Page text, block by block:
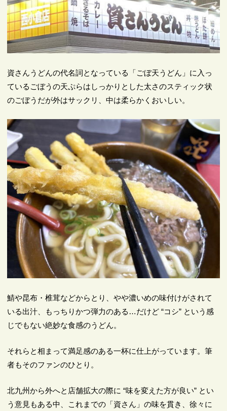
資さんうどんの代名詞となっている「ごぼ天うどん」に入っ
ているごぼうの天ぷらはしっかりとした太さのスティック状
のごぼうだが外はサックリ、中は柔らかくおいしい。
鯖や昆布・椎茸などからとり、やや濃いめの味付けがされて
いる出汁、もっちりかつ弾力のある…だけど “コシ” という感
じでもない絶妙な食感のうどん。
それらと相まって満足感のある一杯に仕上がっています。筆
者もそのファンのひとり。
北九州から外へと店舗拡大の際に “味を変えた方が良い” とい
う意見もある中、これまでの「資さん」の味を貫き、徐々に